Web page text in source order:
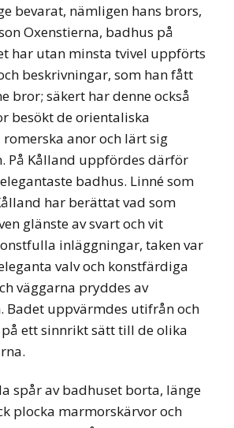
bevarat, nämligen hans brors,
Oxenstierna, badhus på
har utan minsta tvivel uppförts
beskrivningar, som han fått
bror; säkert har denne också
besökt de orientaliska
anor och lärt sig
På Kålland uppfördes därför
badhus. Linné som
har berättat vad som
glänste av svart och vit
inläggningar, taken var
valv och konstfärdiga
väggarna pryddes av
Badet uppvärmdes utifrån och
ett sinnrikt sätt till de olika
spår av badhuset borta, länge
plocka marmorskärvor och